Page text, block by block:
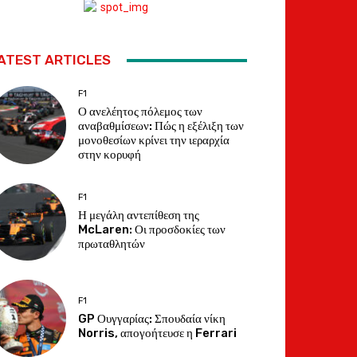
ARTICLES
F1
Ο ανελέητος πόλεμος των
αναβαθμίσεων: Πώς η εξέλιξη των
μονοθεσίων κρίνει την ιεραρχία
στην κορυφή
F1
Η μεγάλη αντεπίθεση της
McLaren: Οι προσδοκίες των
πρωταθλητών
F1
GP Ουγγαρίας: Σπουδαία νίκη
Norris, απογοήτευσε η Ferrari